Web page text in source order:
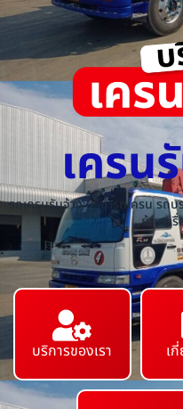
เครน
รถเครนรับจ้าง ให้เช่ารถเครน ร
ย้ายเค
บริการของเรา เ